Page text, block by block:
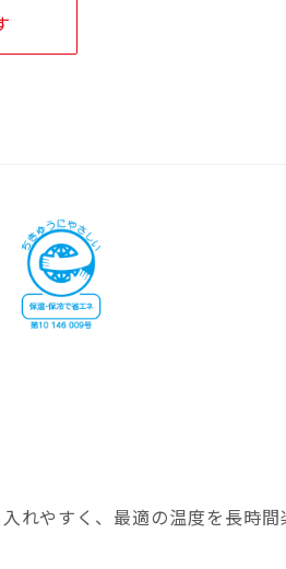
れやすく、最適の温度を長時間